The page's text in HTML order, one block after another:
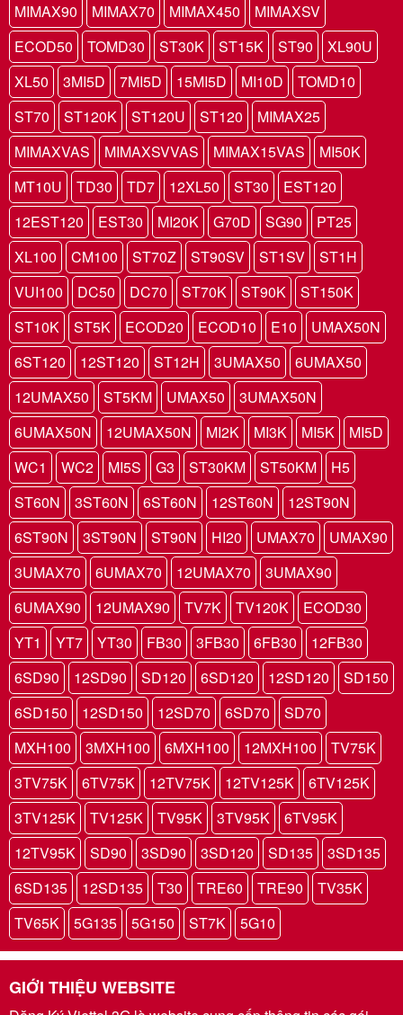
MIMAX90
MIMAX70 MIMAX450
MIMAXSV
ECOD50
TOMD30 ST30K ST15K ST90
XL90U
XL50
3MI5D 7MI5D 15MI5D MI10D
TOMD10
ST70
ST120K ST120U ST120
MIMAX25
MIMAXVAS
MIMAXSVVAS MIMAX15VAS
MI50K
MT10U
TD30 TD7 12XL50 ST30
EST120
12EST120
EST30 MI20K G70D SG90
PT25
XL100
CM100 ST70Z ST90SV ST1SV
ST1H
VUI100
DC50 DC70 ST70K ST90K
ST150K
ST10K
ST5K ECOD20 ECOD10 E10
UMAX50N
6ST120
12ST120 ST12H 3UMAX50
6UMAX50
12UMAX50
ST5KM UMAX50
3UMAX50N
6UMAX50N
12UMAX50N MI2K MI3K MI5K
MI5D
WC1
WC2 MI5S G3 ST30KM ST50KM
H5
ST60N
3ST60N 6ST60N 12ST60N
12ST90N
6ST90N
3ST90N ST90N HI20 UMAX70
UMAX90
3UMAX70
6UMAX70 12UMAX70
3UMAX90
6UMAX90
12UMAX90 TV7K TV120K
ECOD30
YT1
YT7 YT30 FB30 3FB30 6FB30
12FB30
6SD90
12SD90 SD120 6SD120 12SD120
SD150
6SD150
12SD150 12SD70 6SD70
SD70
MXH100
3MXH100 6MXH100 12MXH100
TV75K
3TV75K
6TV75K 12TV75K 12TV125K
6TV125K
3TV125K
TV125K TV95K 3TV95K
6TV95K
12TV95K
SD90 3SD90 3SD120 SD135
3SD135
6SD135
12SD135 T30 TRE60 TRE90
TV35K
TV65K
5G135 5G150 ST7K 5G10
GIỚI THIỆU WEBSITE